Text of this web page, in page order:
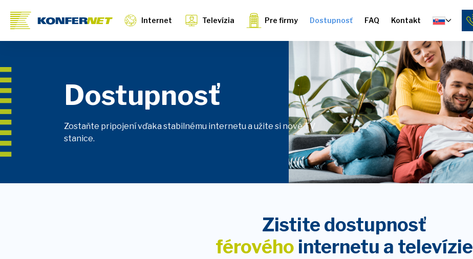
Internet Televízia Pre firmy Dostupnosť FAQ Kontakt
Dostupnosť
Zostaňte pripojení vďaka stabilnému internetu a užite si nové TV
stanice.
Zistite dostupnosť
férového internetu a televízie